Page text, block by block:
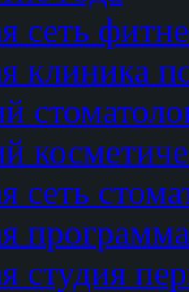
сеть
клиника
сеть
программа
студия